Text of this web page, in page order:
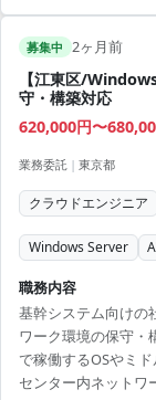
募集中 2ヶ月前
【江東区/
守・構築対応
620,000円〜
業務委託 | 東京都
クラウドエンジニア
Windows Server
職務内容
基幹システム向けの
ワーク環境の保守・
で稼働するOSやミ
センター内ネットワ